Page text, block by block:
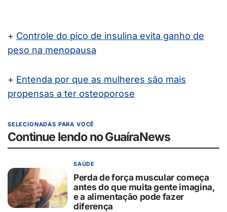
+ Controle do pico de insulina evita ganho de
peso na menopausa
+ Entenda por que as mulheres são mais
propensas a ter osteoporose
SELECIONADAS PARA VOCÊ
Continue lendo no GuaíraNews
SAÚDE
Perda de força muscular começa
antes do que muita gente imagina,
e a alimentação pode fazer
diferença